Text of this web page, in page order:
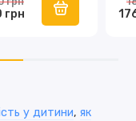
емоції;
грн
у дитини, як